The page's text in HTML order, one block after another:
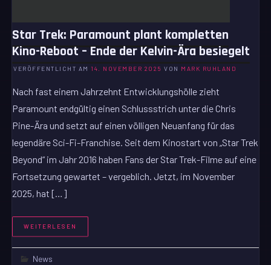
Star Trek: Paramount plant kompletten
Kino-Reboot – Ende der Kelvin-Ära besiegelt
VERÖFFENTLICHT AM 14. NOVEMBER 2025 VON MARK RUHLAND
Nach fast einem Jahrzehnt Entwicklungshölle zieht
Paramount endgültig einen Schlussstrich unter die Chris
Pine-Ära und setzt auf einen völligen Neuanfang für das
legendäre Sci-Fi-Franchise. Seit dem Kinostart von „Star Trek
Beyond“ im Jahr 2016 haben Fans der Star Trek-Filme auf eine
Fortsetzung gewartet – vergeblich. Jetzt, im November
2025, hat […]
WEITERLESEN
News